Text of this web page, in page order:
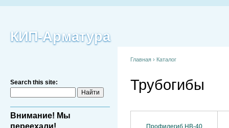
КИП-Арматура
Search this site:
Внимание! Мы
Главная › Каталог
Трубогибы
Профилегиб HB-40